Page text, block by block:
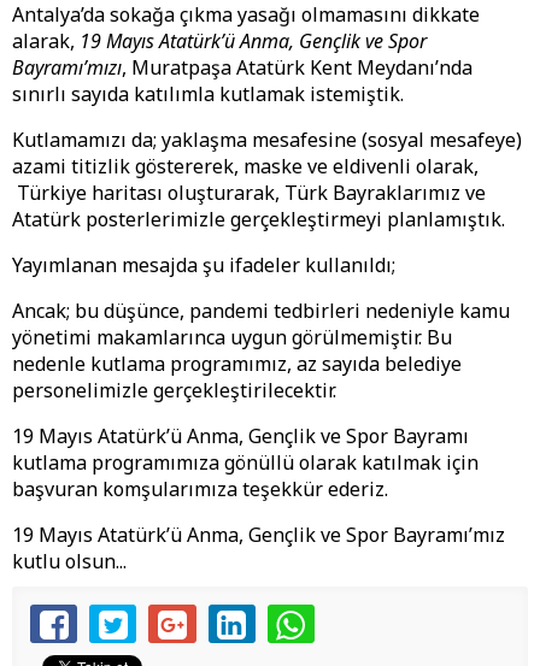
Antalya’da sokağa çıkma yasağı olmamasını dikkate
alarak, 19 Mayıs Atatürk’ü Anma, Gençlik ve Spor
Bayramı’mızı, Muratpaşa Atatürk Kent Meydanı’nda
sınırlı sayıda katılımla kutlamak istemiştik.
Kutlamamızı da; yaklaşma mesafesine (sosyal mesafeye)
azami titizlik göstererek, maske ve eldivenli olarak,
Türkiye haritası oluşturarak, Türk Bayraklarımız ve
Atatürk posterlerimizle gerçekleştirmeyi planlamıştık.
Yayımlanan mesajda şu ifadeler kullanıldı;
Ancak; bu düşünce, pandemi tedbirleri nedeniyle kamu
yönetimi makamlarınca uygun görülmemiştir. Bu
nedenle kutlama programımız, az sayıda belediye
personelimizle gerçekleştirilecektir.
19 Mayıs Atatürk’ü Anma, Gençlik ve Spor Bayramı
kutlama programımıza gönüllü olarak katılmak için
başvuran komşularımıza teşekkür ederiz.
19 Mayıs Atatürk’ü Anma, Gençlik ve Spor Bayramı’mız
kutlu olsun...